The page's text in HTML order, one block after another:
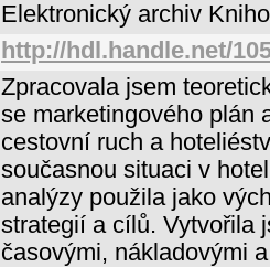
Elektronický archiv
http://hdl.handle.net/
Zpracovala jsem
se marketingového plán
cestovní ruch a
současnou situaci v
analýzy použila jako
strategií a cílů. Vytvořila
časovými, nákladovými